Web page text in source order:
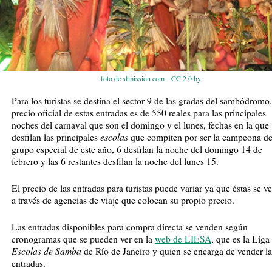
foto de sfmission com -CC 2.0 by
Para los turistas se destina el sector 9 de las gradas del
precio oficial de estas entradas es de 550 reales para las principales
noches del carnaval que son el domingo y el lunes, fechas en la que
desfilan las principales escolas que compiten por ser la campeona
grupo especial de este año, 6 desfilan la noche del domingo 14 de
febrero y las 6 restantes desfilan la noche del lunes 15.
El precio de las entradas para turistas puede variar ya que éstas se
a través de agencias de viaje que colocan su propio precio.
Las entradas disponibles para compra directa se venden según
cronogramas que se pueden ver en la web de LIESA, que es la Liga
Escolas de Samba de Río de Janeiro y quien se encarga de vender
entradas.